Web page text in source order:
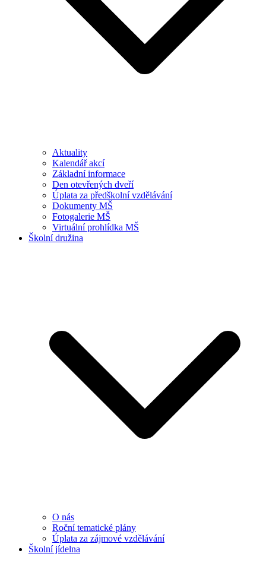
Aktuality
Kalendář akcí
Základní informace
Den otevřených dveří
Úplata za předškolní vzdělávání
Dokumenty MŠ
Fotogalerie MŠ
Virtuální prohlídka MŠ
Školní družina
O nás
Roční tematické plány
Úplata za zájmové vzdělávání
Školní jídelna